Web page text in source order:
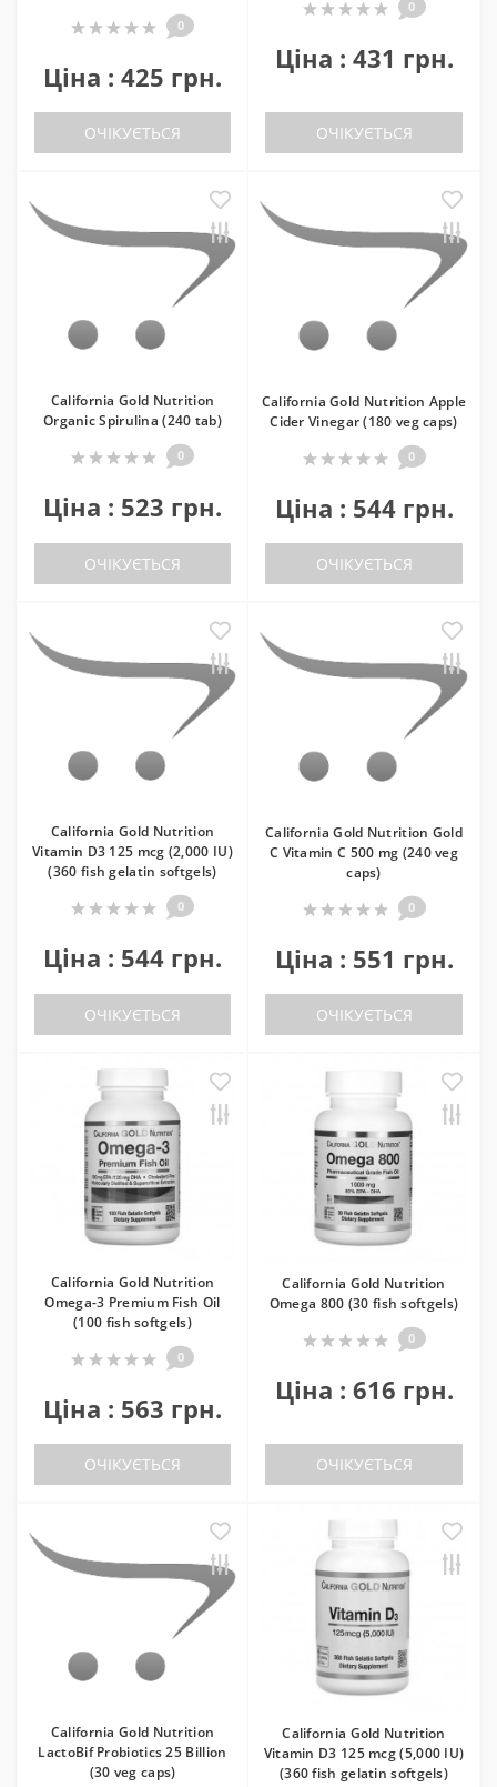
0
Ціна : 425 грн.
ОЧІКУЄТЬСЯ
0
Ціна : 431 грн.
ОЧІКУЄТЬСЯ
California Gold Nutrition
Organic Spirulina (240 tab)
0
Ціна : 523 грн.
ОЧІКУЄТЬСЯ
California Gold Nutrition Apple
Cider Vinegar (180 veg caps)
0
Ціна : 544 грн.
ОЧІКУЄТЬСЯ
California Gold Nutrition
Vitamin D3 125 mcg (2,000 IU)
(360 fish gelatin softgels)
0
Ціна : 544 грн.
ОЧІКУЄТЬСЯ
California Gold Nutrition Gold
C Vitamin C 500 mg (240 veg
caps)
0
Ціна : 551 грн.
ОЧІКУЄТЬСЯ
California Gold Nutrition
Omega-3 Premium Fish Oil
(100 fish softgels)
0
Ціна : 563 грн.
ОЧІКУЄТЬСЯ
California Gold Nutrition
Omega 800 (30 fish softgels)
0
Ціна : 616 грн.
ОЧІКУЄТЬСЯ
California Gold Nutrition
LactoBif Probiotics 25 Billion
(30 veg caps)
California Gold Nutrition
Vitamin D3 125 mcg (5,000 IU)
(360 fish gelatin softgels)